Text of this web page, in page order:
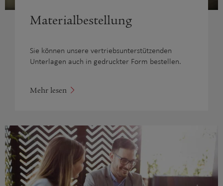
Material­bestellung
Sie können unsere vertriebsunterstützenden
Unterlagen auch in gedruckter Form bestellen.
Mehr lesen